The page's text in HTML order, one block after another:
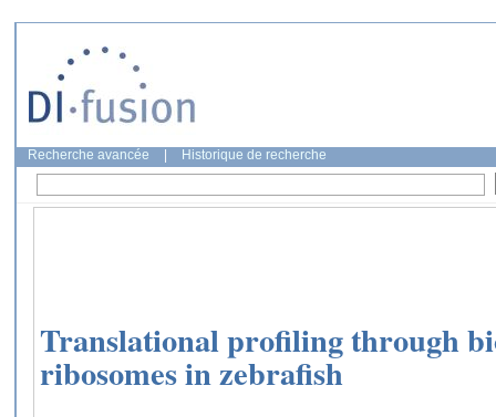
Recherche avancée Historique de recherche
Translational profiling through
ribosomes in zebrafish